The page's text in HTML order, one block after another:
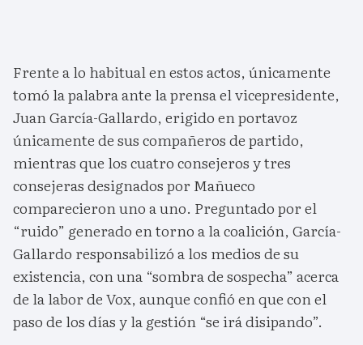
Frente a lo habitual en estos actos, únicamente
tomó la palabra ante la prensa el vicepresidente,
Juan García-Gallardo, erigido en portavoz
únicamente de sus compañeros de partido,
mientras que los cuatro consejeros y tres
consejeras designados por Mañueco
comparecieron uno a uno. Preguntado por el
“ruido” generado en torno a la coalición, García-
Gallardo responsabilizó a los medios de su
existencia, con una “sombra de sospecha” acerca
de la labor de Vox, aunque confió en que con el
paso de los días y la gestión “se irá disipando”.